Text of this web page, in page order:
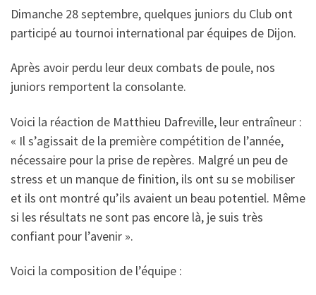
Dimanche 28 septembre, quelques juniors du Club ont
participé au tournoi international par équipes de Dijon.
Après avoir perdu leur deux combats de poule, nos
juniors remportent la consolante.
Voici la réaction de Matthieu Dafreville, leur entraîneur :
« Il s’agissait de la première compétition de l’année,
nécessaire pour la prise de repères. Malgré un peu de
stress et un manque de finition, ils ont su se mobiliser
et ils ont montré qu’ils avaient un beau potentiel. Même
si les résultats ne sont pas encore là, je suis très
confiant pour l’avenir ».
Voici la composition de l’équipe :